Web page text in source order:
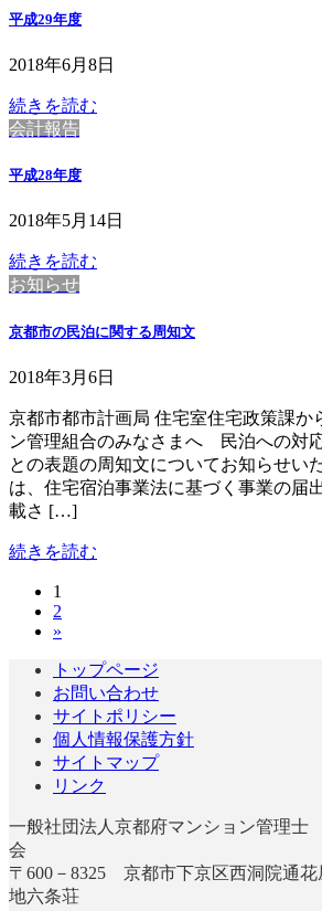
平成29年度
2018年6月8日
続きを読む
会計報告
平成28年度
2018年5月14日
続きを読む
お知らせ
京都市の民泊に関する周知文
2018年3月6日
京都市都市計画局 住宅室住宅政策課か
ン管理組合のみなさまへ 民泊への対
との表題の周知文についてお知らせい
は、住宅宿泊事業法に基づく事業の届
載さ […]
続きを読む
り
固
定
ペ
ー
ジ
1
固
定
ー
ジ
2
»
トップページ
お問い合わせ
サイトポリシー
個人情報保護方針
サイトマップ
リンク
一般社団法人京都府マンション管理士
〒600－8325 京都市下京区西洞院通花
地六条荘